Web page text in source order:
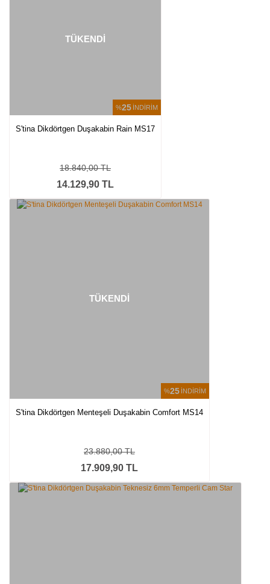
%25 İNDİRİM
TÜKENDİ
S'tina Dikdörtgen Duşakabin Rain MS17
14.129,90 TL
18.840,00 TL
%25 İNDİRİM
TÜKENDİ
S'tina Dikdörtgen Menteşeli Duşakabin Comfort MS14
17.909,90 TL
23.880,00 TL